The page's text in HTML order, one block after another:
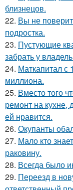
близнецов.
22. Вы не
подростка.
23. Пустующие
забрать у
24. Маткапитал с
миллиона.
25. Вместо того
ремонт на кухне,
ей нравится.
26. Окупанты
27. Мало кто
раковину.
28. Всегда было
29. Переезд в